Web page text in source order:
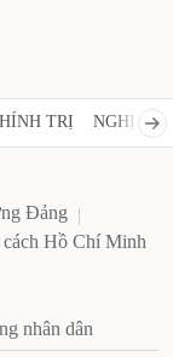
TRỊ NGHỊ
Đảng
Hồ Chí Minh
nhân dân